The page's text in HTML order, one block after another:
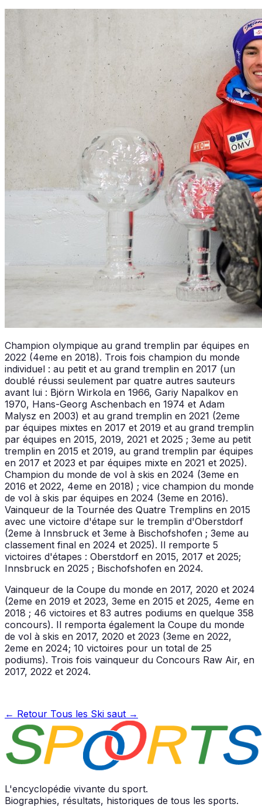
Champion olympique au grand tremplin par équipes en
2022 (4eme en 2018). Trois fois champion du monde
individuel : au petit et au grand tremplin en 2017 (un
doublé réussi seulement par quatre autres sauteurs
avant lui : Björn Wirkola en 1966, Gariy Napalkov en
1970, Hans-Georg Aschenbach en 1974 et Adam
Malysz en 2003) et au grand tremplin en 2021 (2eme
par équipes mixtes en 2017 et 2019 et au grand tremplin
par équipes en 2015, 2019, 2021 et 2025 ; 3eme au petit
tremplin en 2015 et 2019, au grand tremplin par équipes
en 2017 et 2023 et par équipes mixte en 2021 et 2025).
Champion du monde de vol à skis en 2024 (3eme en
2016 et 2022, 4eme en 2018) ; vice champion du monde
de vol à skis par équipes en 2024 (3eme en 2016).
Vainqueur de la Tournée des Quatre Tremplins en 2015
avec une victoire d'étape sur le tremplin d'Oberstdorf
(2eme à Innsbruck et 3eme à Bischofshofen ; 3eme au
classement final en 2024 et 2025). Il remporte 5
victoires d'étapes : Oberstdorf en 2015, 2017 et 2025;
Innsbruck en 2025 ; Bischofshofen en 2024.
Vainqueur de la Coupe du monde en 2017, 2020 et 2024
(2eme en 2019 et 2023, 3eme en 2015 et 2025, 4eme en
2018 ; 46 victoires et 83 autres podiums en quelque 358
concours). Il remporta également la Coupe du monde
de vol à skis en 2017, 2020 et 2023 (3eme en 2022,
2eme en 2024; 10 victoires pour un total de 25
podiums). Trois fois vainqueur du Concours Raw Air, en
2017, 2022 et 2024.
← Retour Tous les Ski saut →
L'encyclopédie vivante du sport.
Biographies, résultats, historiques de tous les sports.